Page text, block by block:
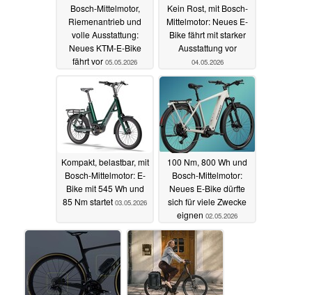
Bosch-Mittelmotor,
Riemenantrieb und
volle Ausstattung:
Neues KTM-E-Bike
fährt vor 05.05.2026
Kein Rost, mit Bosch-
Mittelmotor: Neues E-
Bike fährt mit starker
Ausstattung vor
04.05.2026
Kompakt, belastbar, mit
Bosch-Mittelmotor: E-
Bike mit 545 Wh und
85 Nm startet 03.05.2026
100 Nm, 800 Wh und
Bosch-Mittelmotor:
Neues E-Bike dürfte
sich für viele Zwecke
eignen 02.05.2026